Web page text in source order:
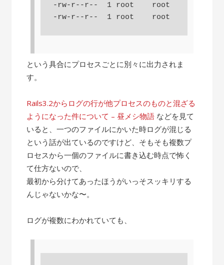
-rw-r--r--  1 root    root     1292 Aug
-rw-r--r--  1 root    root    15632 Aug
という具合にプロセスごとに別々に出力されま
す。
Rails3.2からログの行が他プロセスのものと混ざる
ようになった件について – 昼メシ物語 などを見て
いると、一つのファイルにかいた時ログが混じる
という話が出ているのですけど、そもそも複数プ
ロセスから一個のファイルに書き込む時点で怖く
て仕方ないので、
最初から分けてあったほうがいっそスッキリする
んじゃないかな〜。
ログが複数にわかれていても、